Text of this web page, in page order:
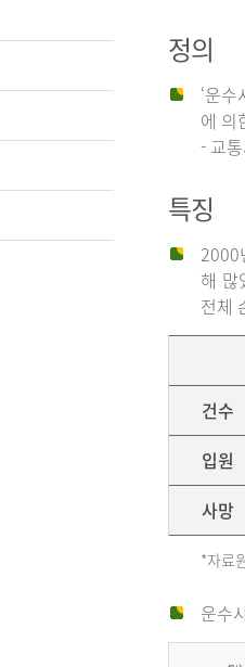
정의
‘운
에 의
- 교
특징
2000
해 많
전체
건수
입원
사망
*자료
운수